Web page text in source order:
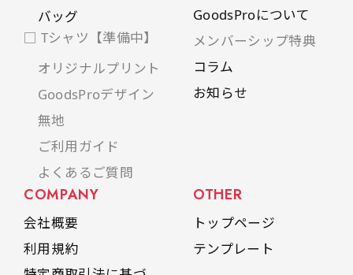
バッグ
□ Tシャツ【準備中】
オリジナルプリント
GoodsProデザイン
無地
ご利用ガイド
よくあるご質問
GoodsProについて
メンバーシップ特典
コラム
お知らせ
COMPANY
会社概要
利用規約
OTHER
トップページ
テンプレート